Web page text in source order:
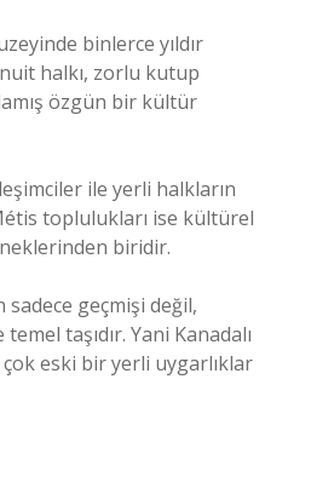
binlerce yıldır
halkı, zorlu kutup
özgün bir kültür
ile yerli halkların
toplulukları ise kültürel
biridir.
sadece geçmişi değil,
taşıdır. Yani Kanadalı
eski bir yerli uygarlıklar